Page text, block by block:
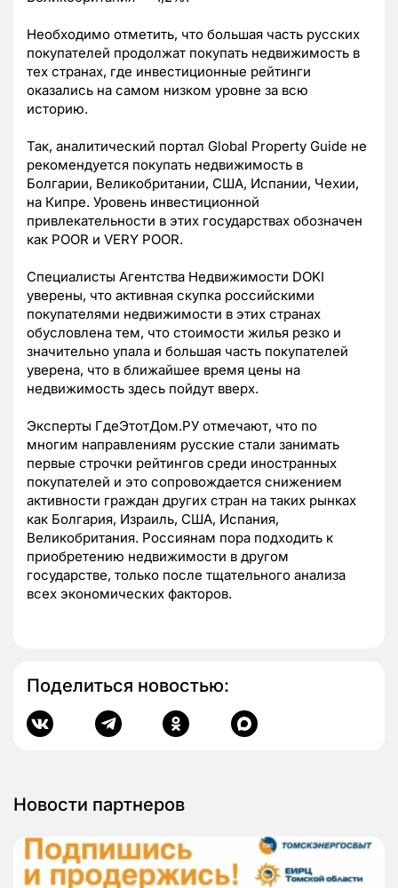
Необходимо отметить, что большая часть русских
покупателей продолжат покупать недвижимость в
тех странах, где инвестиционные рейтинги
оказались на самом низком уровне за всю
историю.
Так, аналитический портал Global Property Guide не
рекомендуется покупать недвижимость в
Болгарии, Великобритании, США, Испании, Чехии,
на Кипре. Уровень инвестиционной
привлекательности в этих государствах обозначен
как POOR и VERY POOR.
Специалисты Агентства Недвижимости DOKI
уверены, что активная скупка российскими
покупателями недвижимости в этих странах
обусловлена тем, что стоимости жилья резко и
значительно упала и большая часть покупателей
уверена, что в ближайшее время цены на
недвижимость здесь пойдут вверх.
Эксперты ГдеЭтотДом.РУ отмечают, что по
многим направлениям русские стали занимать
первые строчки рейтингов среди иностранных
покупателей и это сопровождается снижением
активности граждан других стран на таких рынках
как Болгария, Израиль, США, Испания,
Великобритания. Россиянам пора подходить к
приобретению недвижимости в другом
государстве, только после тщательного анализа
всех экономических факторов.
Поделиться новостью:
Новости партнеров